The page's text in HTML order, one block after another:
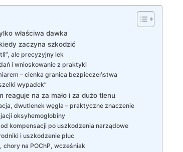
właściwa dawka
zaczyna szkodzić
ale precyzyjny lek
i wnioskowanie z praktyki
– cienka granica bezpieczeństwa
wypadek”
reaguje na za mało i za dużo tlenu
dwutlenek węgla – praktyczne znaczenie
oksyhemoglobiny
kompensacji po uszkodzenia narządowe
i uszkodzenie płuc
chory na POChP, wcześniak